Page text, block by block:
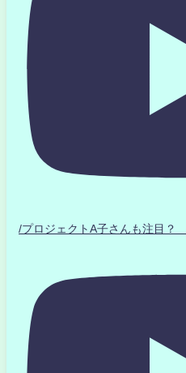
/プロジェクトA子さんも注目？